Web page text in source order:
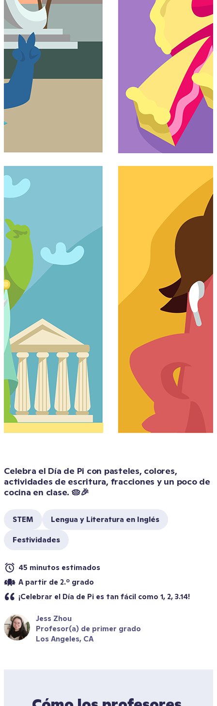
Celebra el Día de Pi con pasteles, colores,
actividades de escritura, fracciones y un poco de
cocina en clase. 🥧🎉
STEM Lengua y Literatura en Inglés
Festividades
45 minutos estimados
A partir de 2.º grado
¡Celebrar el Día de Pi es tan fácil como 1, 2, 3.14!
Jess Zhou
Profesor(a) de primer grado
Los Angeles, CA